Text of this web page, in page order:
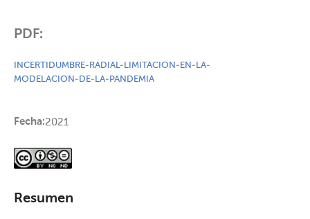
PDF:
INCERTIDUMBRE-RADIAL-LIMITACION-EN-LA-
MODELACION-DE-LA-PANDEMIA
Fecha:2021
Resumen